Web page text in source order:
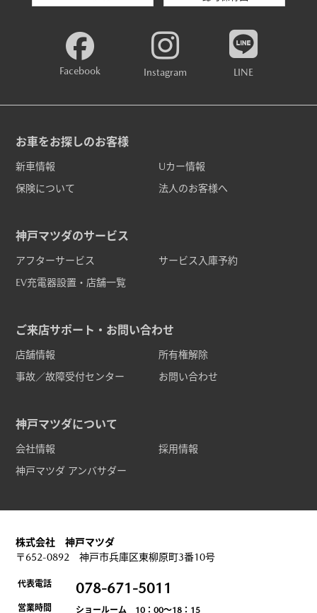
Facebook Instagram LINE
お車をお探しのお客様
新車情報
Uカー情報
保険について
法人のお客様へ
神戸マツダのサービス
アフターサービス
サービス入庫予約
EV充電器設置・店舗一覧
ご来店サポート・お問い合わせ
店舗情報
所有権解除
事故／故障受付センター
お問い合わせ
神戸マツダについて
会社情報
採用情報
神戸マツダ アンバサダー
株式会社 神戸マツダ
〒652-0892 神戸市兵庫区東柳原町3番10号
代表電話 078-671-5011
営業時間
ショールーム 10：00～18：15